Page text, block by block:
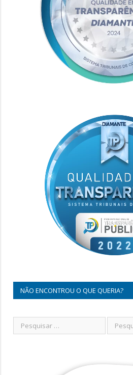
NÃO ENCONTROU O QUE QUERIA?